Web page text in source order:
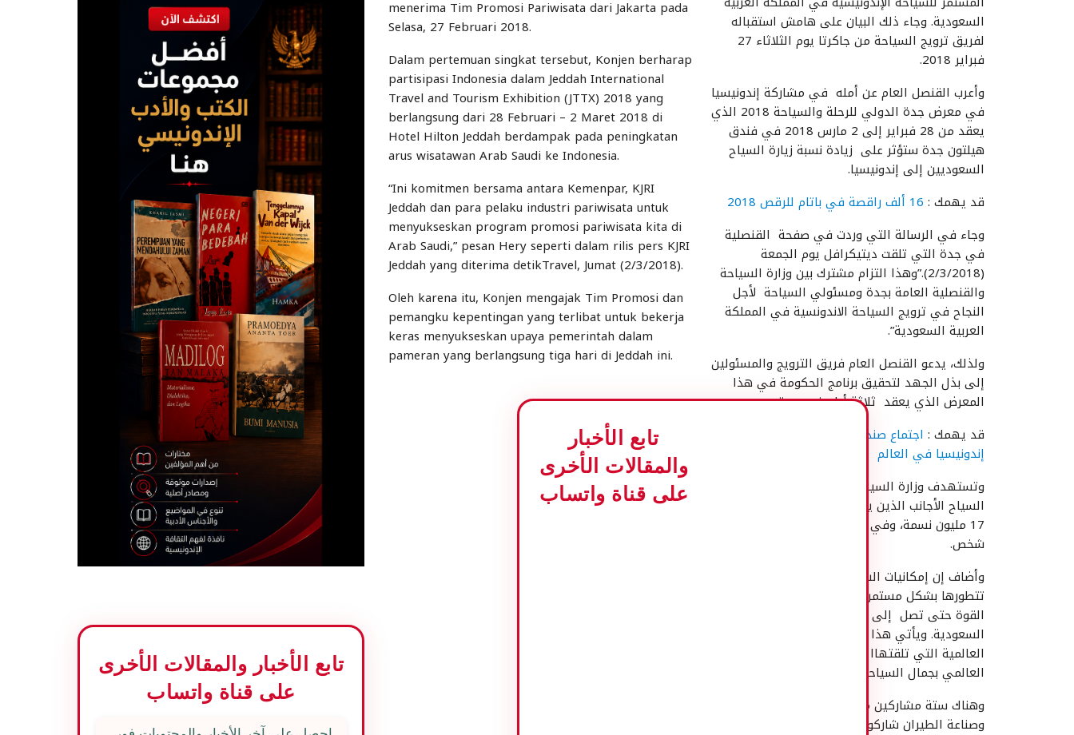
السعودية. وجاء ذلك البيان على هامش استقباله
لفريق ترويج السياحة من جاكرتا يوم الثلاثاء 27
فبراير 2018.
وأعرب القنصل العام عن أمله في مشاركة إندونيسيا
في معرض جدة الدولي للرحلة والسياحة 2018 الذي
يعقد من 28 فبراير إلى 2 مارس 2018 في فندق
هيلتون جدة ستؤثر على زيادة نسبة زيارة السياح
السعوديين إلى إندونيسيا.
قد يهمك : 16 ألف راقصة في باتام للرقص 2018
وجاء في الرسالة التي وردت في صفحة القنصلية
في جدة التي تلقت ديتيكرافل يوم الجمعة
(2/3/2018).”وهذا التزام مشترك بين وزارة السياحة
والقنصلية العامة بجدة ومسئولي السياحة لأجل
النجاح في ترويج السياحة الاندونسية في المملكة
العربية السعودية”.
ولذلك، يدعو القنصل العام فريق الترويج والمسئولين
إلى بذل الجهد لتحقيق برنامج الحكومة في هذا
المعرض الذي يعقد ثلاثة أيام في جدة.
قد يهمك : اجتماع صندوق النقد الدولي يعرف
إندونيسيا في العالم
وتستهدف وزارة السياحة هذا العام زيادة نسبة
السياح الأجانب الذين يزورون اندونيسيا(السياح) ليبلغ
شخص.
وأضاف إن إمكانيات السياحة في إندونيسية يجب أن
تتطورها بشكل مستمر فضلا عن تسويقها بمزيد من
القوة حتى تصل إلى جميع أنحاء المملكة العربية
السعودية. ويأتي هذا بعد حصد عدد من الجوائز
العالمية التي تلقتهاا وزارة السياحة والاعتراف
العالمي بجمال السياحية الإندونيسية.
وهناك ستة مشاركين من أصحاب السياحة والضيافة
وصناعة الطيران شاركوا في هذا المعرض السياحي
menerima Tim Promosi Pariwisata dari Jakarta pada
Selasa, 27 Februari 2018.
Dalam pertemuan singkat tersebut, Konjen berharap
partisipasi Indonesia dalam Jeddah International
Travel and Tourism Exhibition (JTTX) 2018 yang
berlangsung dari 28 Februari – 2 Maret 2018 di
Hotel Hilton Jeddah berdampak pada peningkatan
arus wisatawan Arab Saudi ke Indonesia.
“Ini komitmen bersama antara Kemenpar, KJRI
Jeddah dan para pelaku industri pariwisata untuk
menyukseskan program promosi pariwisata kita di
Arab Saudi,” pesan Hery seperti dalam rilis pers KJRI
Jeddah yang diterima detikTravel, Jumat (2/3/2018).
Oleh karena itu, Konjen mengajak Tim Promosi dan
pemangku kepentingan yang terlibat untuk bekerja
keras menyukseskan upaya pemerintah dalam
pameran yang berlangsung tiga hari di Jeddah ini.
تابع الأخبار
والمقالات الأخرى
على قناة واتساب
تابع الأخبار والمقالات الأخرى
على قناة واتساب